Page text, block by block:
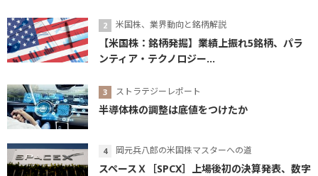
米国株、業界動向と銘柄解説
【米国株：銘柄発掘】業績上振れ5銘柄、パラ
ンティア・テクノロジー...
ストラテジーレポート
半導体株の調整は底値をつけたか
岡元兵八郎の米国株マスターへの道
スペースＸ［SPCX］上場後初の決算発表、数字